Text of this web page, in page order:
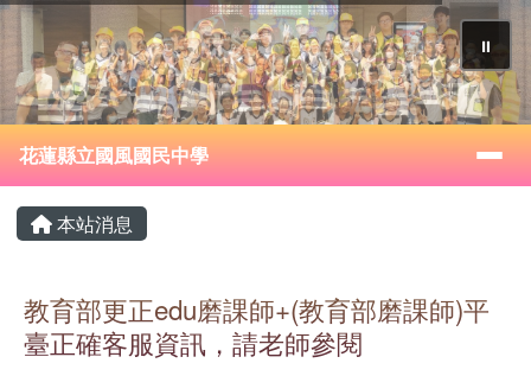
跳至主內容區
花蓮縣立國風國民中學
⏸
導覽列
花蓮縣立國風國民中學
主內容區域
本站消息
教育部更正edu磨課師+(教育部磨課師)平
臺正確客服資訊，請老師參閱
頁尾區域